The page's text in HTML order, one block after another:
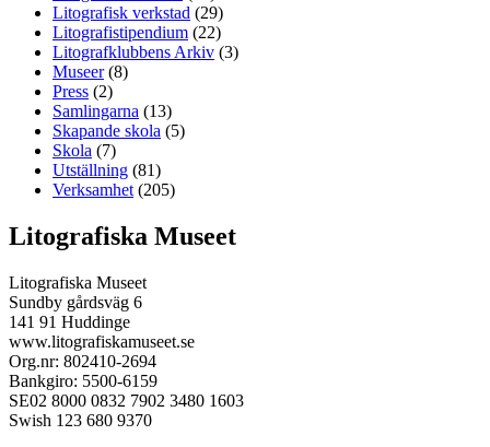
Litografisk verkstad (29)
Litografistipendium (22)
Litografklubbens Arkiv (3)
Museer(8)
Press (2)
Samlingarna (13)
Skapande skola (5)
Skola (7)
Utställning (81)
Verksamhet (205)
Litografiska Museet
Litografiska Museet
Sundby gårdsväg 6
141 91 Huddinge
www.litografiskamuseet.se
Org.nr: 802410-2694
Bankgiro: 5500-6159
SE02 8000 0832 7902 3480 1603
Swish 123 680 9370